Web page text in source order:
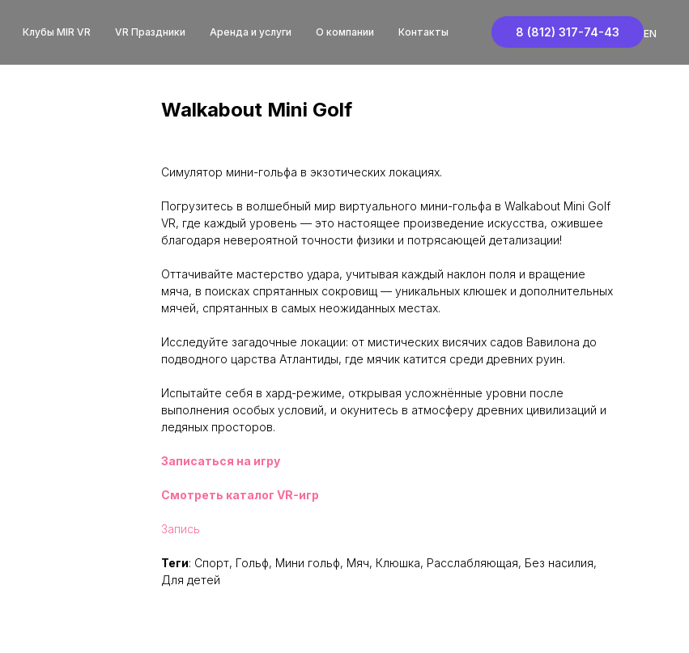
Клубы MIR VR VR Праздники Аренда и услуги О компании Контакты 8 (812) 317-74-43 EN
Walkabout Mini Golf
Симулятор мини-гольфа в экзотических локациях.
Погрузитесь в волшебный мир виртуального мини-гольфа в Walkabout Mini Golf
VR, где каждый уровень — это настоящее произведение искусства, ожившее
благодаря невероятной точности физики и потрясающей детализации!
Оттачивайте мастерство удара, учитывая каждый наклон поля и вращение
мяча, в поисках спрятанных сокровищ — уникальных клюшек и дополнительных
мячей, спрятанных в самых неожиданных местах.
Исследуйте загадочные локации: от мистических висячих садов Вавилона до
подводного царства Атлантиды, где мячик катится среди древних руин.
Испытайте себя в хард-режиме, открывая усложнённые уровни после
выполнения особых условий, и окунитесь в атмосферу древних цивилизаций и
ледяных просторов.
Записаться на игру
Смотреть каталог VR-игр
Запись
Теги: Спорт, Гольф, Мини гольф, Мяч, Клюшка, Расслабляющая, Без насилия,
Для детей